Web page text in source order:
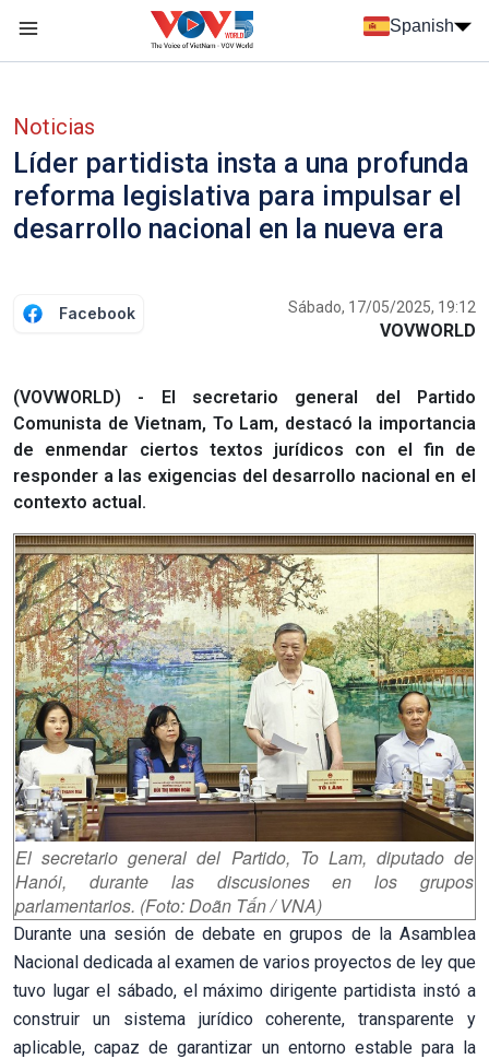
Spanish
Noticias
Líder partidista insta a una profunda
reforma legislativa para impulsar el
desarrollo nacional en la nueva era
Facebook Sábado, 17/05/2025, 19:12
VOVWORLD
(VOVWORLD) - El secretario general del Partido
Comunista de Vietnam, To Lam, destacó la importancia
de enmendar ciertos textos jurídicos con el fin de
responder a las exigencias del desarrollo nacional en el
contexto actual.
El secretario general del Partido, To Lam, diputado de
Hanói, durante las discusiones en los grupos
parlamentarios. (Foto: Doãn Tấn / VNA)
Durante una sesión de debate en grupos de la Asamblea
Nacional dedicada al examen de varios proyectos de ley que
tuvo lugar el sábado, el máximo dirigente partidista instó a
construir un sistema jurídico coherente, transparente y
aplicable, capaz de garantizar un entorno estable para la